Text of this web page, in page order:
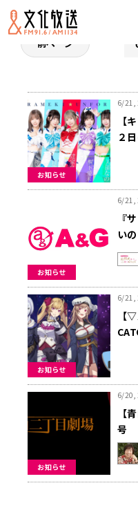
前ページ
お知らせ
6/21,
【
２
お知らせ
6/21,
『
い
送
ス
お知らせ
6/21,
【
お知らせ
6/20,
【
号